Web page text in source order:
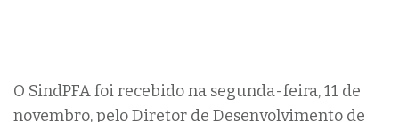
O SindPFA foi recebido na segunda-feira, 11 de
novembro, pelo Diretor de Desenvolvimento de